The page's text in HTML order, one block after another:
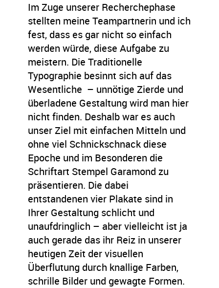
Im Zuge unserer Recherchephase
stellten meine Teampartnerin und ich
fest, dass es gar nicht so einfach
werden würde, diese Aufgabe zu
meistern. Die Traditionelle
Typographie besinnt sich auf das
Wesentliche – unnötige Zierde und
überladene Gestaltung wird man hier
nicht finden. Deshalb war es auch
unser Ziel mit einfachen Mitteln und
ohne viel Schnickschnack diese
Epoche und im Besonderen die
Schriftart Stempel Garamond zu
präsentieren. Die dabei
entstandenen vier Plakate sind in
Ihrer Gestaltung schlicht und
unaufdringlich – aber vielleicht ist ja
auch gerade das ihr Reiz in unserer
heutigen Zeit der visuellen
Überflutung durch knallige Farben,
schrille Bilder und gewagte Formen.